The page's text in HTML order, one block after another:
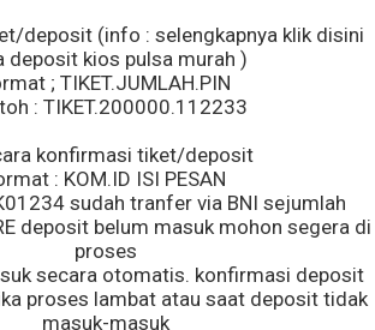
deposit (info : selengkapnya klik disini
deposit kios pulsa murah )
; TIKET.JUMLAH.PIN
: TIKET.200000.112233
konfirmasi tiket/deposit
: KOM.ID ISI PESAN
sudah tranfer via BNI sejumlah
deposit belum masuk mohon segera di
proses
secara otomatis. konfirmasi deposit
proses lambat atau saat deposit tidak
masuk-masuk